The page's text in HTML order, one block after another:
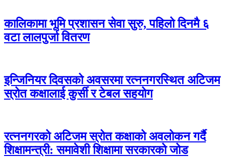
कालिकामा भूमि प्रशासन सेवा सुरु, पहिलो दिनमै ६
वटा लालपुर्जा वितरण
इन्जिनियर दिवसको अवसरमा रत्ननगरस्थित अटिजम
स्रोत कक्षालाई कुर्सी र टेबल सहयोग
रत्ननगरको अटिजम स्रोत कक्षाको अवलोकन गर्दै
शिक्षामन्त्री: समावेशी शिक्षामा सरकारको जोड